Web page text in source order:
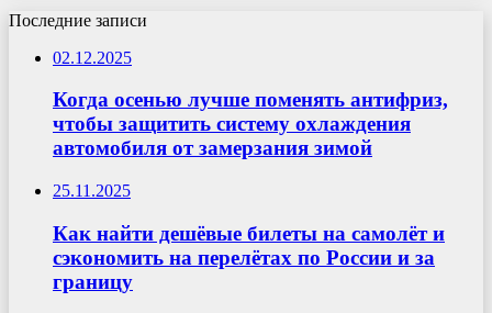
Последние записи
02.12.2025
Когда осенью лучше поменять антифриз,
чтобы защитить систему охлаждения
автомобиля от замерзания зимой
25.11.2025
Как найти дешёвые билеты на самолёт и
сэкономить на перелётах по России и за
границу